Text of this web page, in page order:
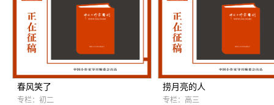
春风笑了
专栏： 初二
捞月亮的人
专栏： 高三